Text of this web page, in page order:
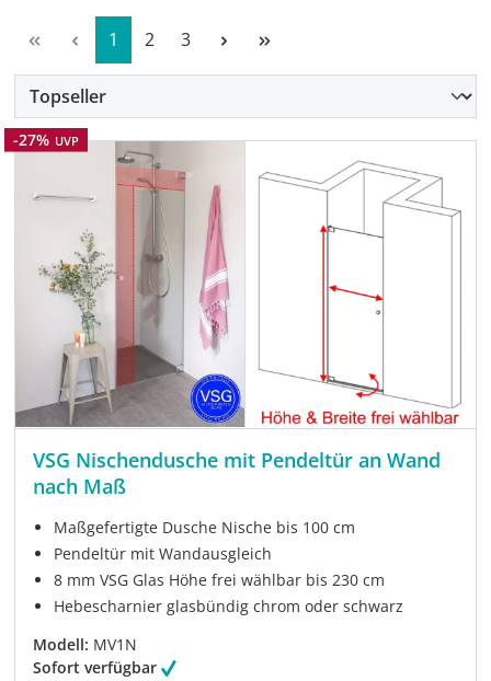
Seite
1 Seite
2 Seite
3
Rabatt
-27% UVP
VSG Nischendusche mit Pendeltür an Wand
nach Maß
Maßgefertigte Dusche Nische bis 100 cm
Pendeltür mit Wandausgleich
8 mm VSG Glas Höhe frei wählbar bis 230 cm
Hebescharnier glasbündig chrom oder schwarz
Modell: MV1N
Sofort verfügbar